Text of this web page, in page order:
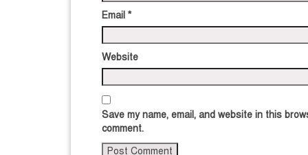
Email *
Website
Save my name, email, and website in this
comment.